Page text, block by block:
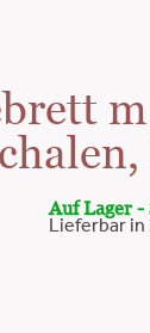
Auf Lager
Lieferbar in